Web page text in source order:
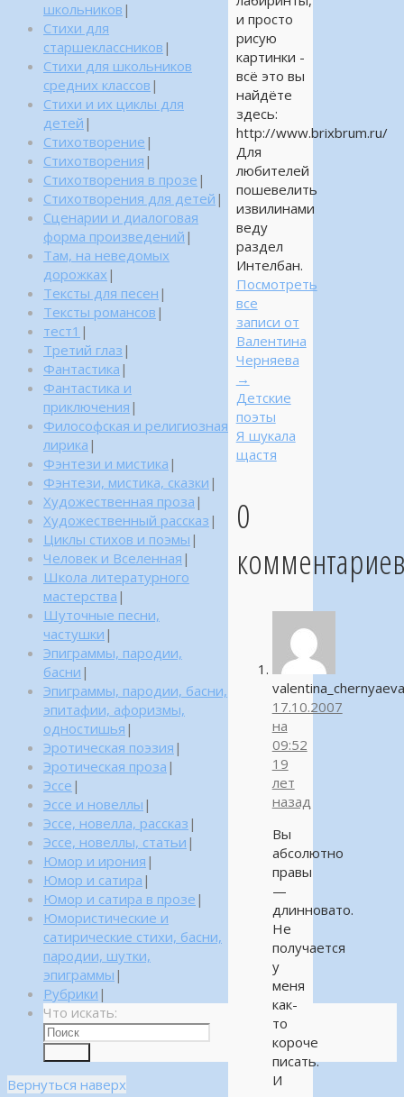
и просто
рисую
картинки -
всё это вы
найдёте
здесь:
http://www.brixbrum.ru/
Для
любителей
пошевелить
извилинами
веду
раздел
Интелбан.
Посмотреть
все
записи от
Валентина
Черняева
→
Детские
поэты
Я шукала
щастя
0
valentina_chernyaeva
17.10.2007
на
09:52
19
лет
назад
Вы
абсолютно
правы
—
длинновато.
Не
получается
у
меня
как-
то
короче
писать.
И
школьников |
Стихи для
старшеклассников |
Стихи для школьников
средних классов |
Стихи и их циклы для
детей |
Стихотворение |
Стихотворения |
Стихотворения в прозе |
Стихотворения для детей |
Сценарии и диалоговая
форма произведений |
Там, на неведомых
дорожках |
Тексты для песен |
Тексты романсов |
тест1 |
Третий глаз |
Фантастика |
Фантастика и
приключения |
Философская и религиозная
лирика |
Фэнтези и мистика |
Фэнтези, мистика, сказки |
Художественная проза |
Художественный рассказ |
Циклы стихов и поэмы |
Человек и Вселенная |
Школа литературного
мастерства |
Шуточные песни,
частушки |
Эпиграммы, пародии,
басни |
Эпиграммы, пародии, басни,
эпитафии, афоризмы,
одностишья |
Эротическая поэзия |
Эротическая проза |
Эссе |
Эссе и новеллы |
Эссе, новелла, рассказ |
Эссе, новеллы, статьи |
Юмор и ирония |
Юмор и сатира |
Юмор и сатира в прозе |
Юмористические и
сатирические стихи, басни,
пародии, шутки,
эпиграммы |
Рубрики |
Что искать:
Вернуться наверх